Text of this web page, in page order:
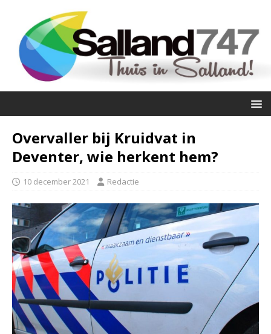
Overvaller bij Kruidvat in
Deventer, wie herkent hem?
10 december 2021 Redactie